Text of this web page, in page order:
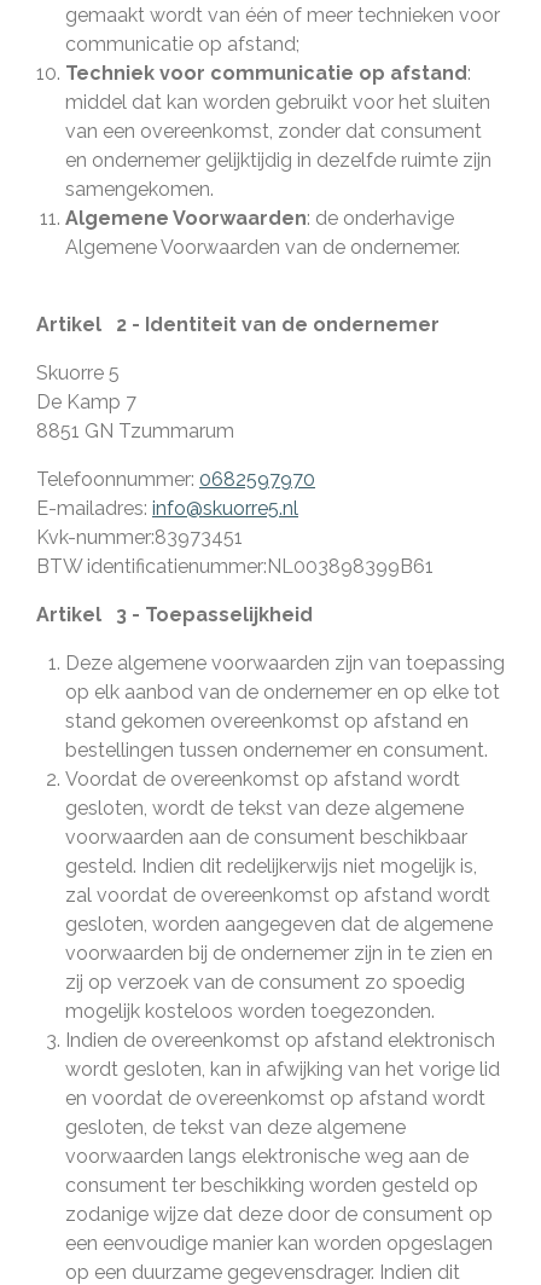
gemaakt wordt van één of meer technieken voor
communicatie op afstand;
Techniek voor communicatie op afstand:
middel dat kan worden gebruikt voor het sluiten
van een overeenkomst, zonder dat consument
en ondernemer gelijktijdig in dezelfde ruimte zijn
samengekomen.
Algemene Voorwaarden: de onderhavige
Algemene Voorwaarden van de ondernemer.
Artikel 2 - Identiteit van de ondernemer
Skuorre 5
De Kamp 7
8851 GN Tzummarum
Telefoonnummer: 0682597970
E-mailadres: info@skuorre5.nl
Kvk-nummer:83973451
BTW identificatienummer:NL003898399B61
Artikel 3 - Toepasselijkheid
Deze algemene voorwaarden zijn van toepassing
op elk aanbod van de ondernemer en op elke tot
stand gekomen overeenkomst op afstand en
bestellingen tussen ondernemer en consument.
Voordat de overeenkomst op afstand wordt
gesloten, wordt de tekst van deze algemene
voorwaarden aan de consument beschikbaar
gesteld. Indien dit redelijkerwijs niet mogelijk is,
zal voordat de overeenkomst op afstand wordt
gesloten, worden aangegeven dat de algemene
voorwaarden bij de ondernemer zijn in te zien en
zij op verzoek van de consument zo spoedig
mogelijk kosteloos worden toegezonden.
Indien de overeenkomst op afstand elektronisch
wordt gesloten, kan in afwijking van het vorige lid
en voordat de overeenkomst op afstand wordt
gesloten, de tekst van deze algemene
voorwaarden langs elektronische weg aan de
consument ter beschikking worden gesteld op
zodanige wijze dat deze door de consument op
een eenvoudige manier kan worden opgeslagen
op een duurzame gegevensdrager. Indien dit